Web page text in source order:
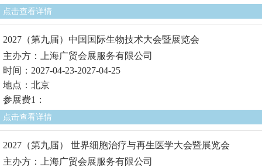
点击查看详情
2027（第九届）中国国际生物技术大会暨展览会
主办方：上海广贸会展服务有限公司
时间：2027-04-23-2027-04-25
地点：北京
参展费1：
点击查看详情
2027（第九届） 世界细胞治疗与再生医学大会暨展览会
主办方：上海广贸会展服务有限公司